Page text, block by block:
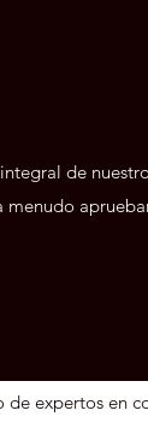
de
menudo
de expertos en